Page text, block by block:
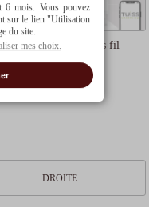
Moteur Smartview sans fil
DROITE
6 mois. Vous pouvez
sur le lien "Utilisation
du site.
mes choix.